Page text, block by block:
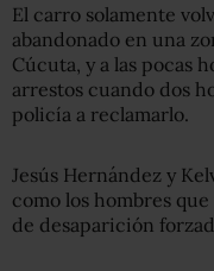
El carro solamente
abandonado en una
Cúcuta, y a las pocas
arrestos cuando dos
policía a reclamarlo.
Jesús Hernández y
como los hombres
de desaparición